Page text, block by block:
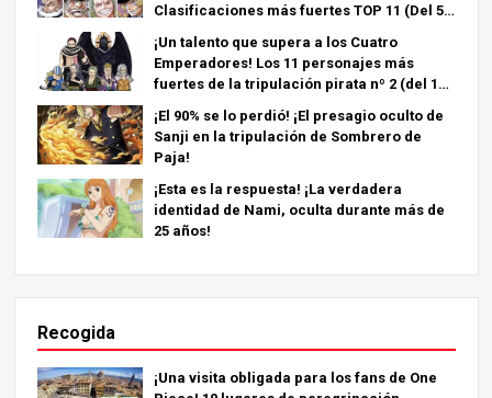
Clasificaciones más fuertes TOP 11 (Del 5º
¡Un talento que supera a los Cuatro
Emperadores! Los 11 personajes más
fuertes de la tripulación pirata nº 2 (del 11º
¡El 90% se lo perdió! ¡El presagio oculto de
Sanji en la tripulación de Sombrero de
Paja!
¡Esta es la respuesta! ¡La verdadera
identidad de Nami, oculta durante más de
25 años!
Recogida
¡Una visita obligada para los fans de One